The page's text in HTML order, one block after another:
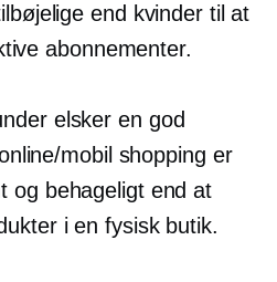
end kvinder til at
abonnementer.
elsker en god
mobil shopping er
og behageligt end at
i en fysisk butik.